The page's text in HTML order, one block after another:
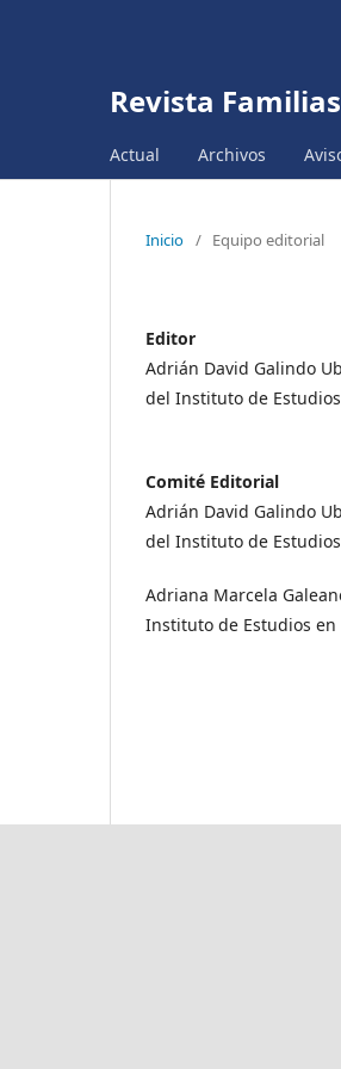
Revista
Actual Archivos
Inicio / Equipo editorial
Editor
Adrián David Galindo
del Instituto de
Comité Editorial
Adrián David Galindo
del Instituto de
Adriana Marcela
Instituto de Estudios